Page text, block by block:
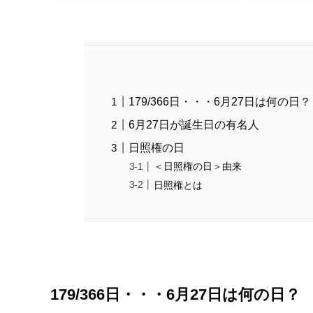
179/366日・・・6月27日は何の日？
6月27日が誕生日の有名人
日照権の日
＜日照権の日＞由来
日照権とは
179/366日・・・6月27日は何の日？